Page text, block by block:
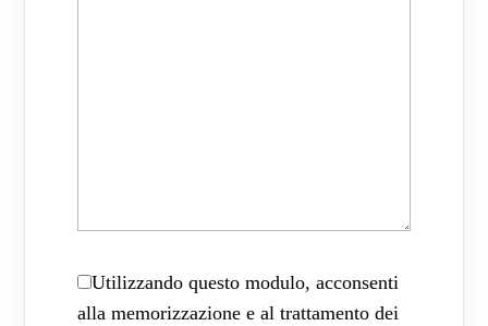
Utilizzando questo modulo, acconsenti
alla memorizzazione e al trattamento dei